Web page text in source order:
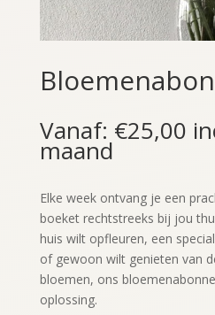
Vanaf: €25,00
maand
Elke week ontvang je een
boeket rechtstreeks bij jou
huis wilt opfleuren, een
of gewoon wilt genieten van
bloemen, ons
oplossing.